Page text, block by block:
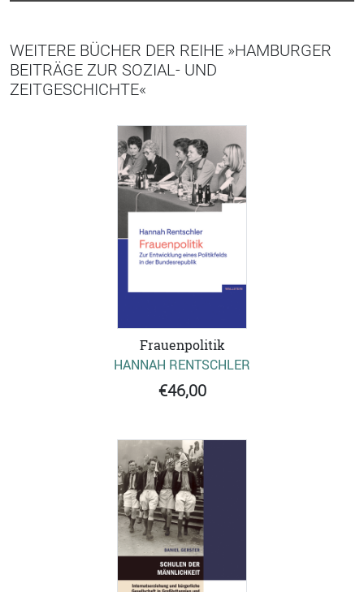
WEITERE BÜCHER DER REIHE »HAMBURGER
BEITRÄGE ZUR SOZIAL- UND
ZEITGESCHICHTE«
Frauenpolitik
HANNAH RENTSCHLER
€46,00